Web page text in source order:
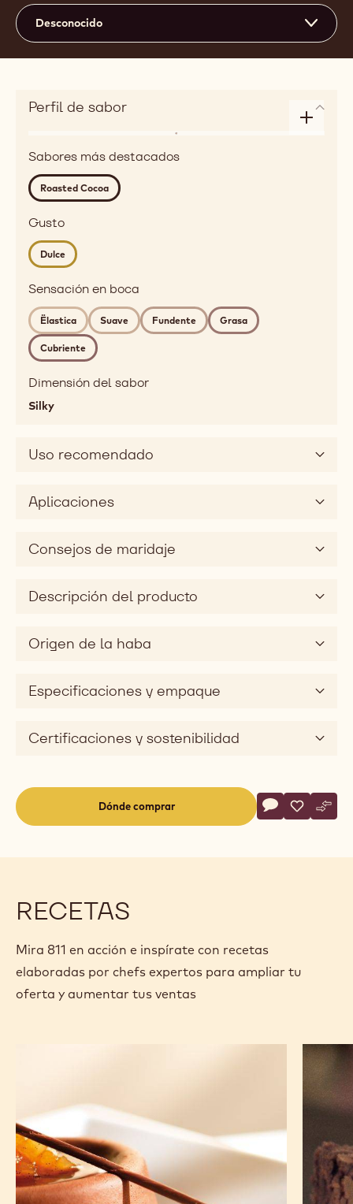
Desconocido
Perfil de sabor
taste
roasted,
red
fruits
Detailed
flavor
roasted
Sensación
en
boca
chewy,
melting,
fatty,
Gusto
del
silky
Sabores más destacados
Roasted Cocoa
Gusto
Dulce
Sensación en boca
Ëlastica Suave Fundente Grasa
Cubriente
Dimensión del sabor
Silky
Uso recomendado
Aplicaciones
Consejos de maridaje
Descripción del producto
Origen de la haba
Especificaciones y empaque
Certificaciones y sostenibilidad
Dónde comprar
Actions
Escribe un
- 811Salvar
- 811- 811
RECETAS
Mira 811 en acción e inspírate con recetas
elaboradas por chefs expertos para ampliar tu
oferta y aumentar tus ventas
chocolate
y
pera